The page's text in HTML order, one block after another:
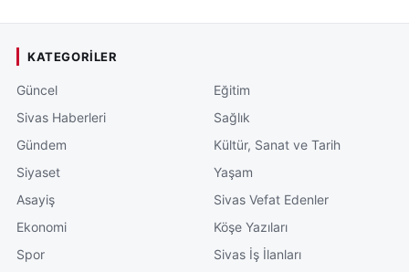
KATEGORILER
Güncel
Sivas Haberleri
Gündem
Siyaset
Asayiş
Ekonomi
Spor
Eğitim
Sağlık
Kültür, Sanat ve Tarih
Yaşam
Sivas Vefat Edenler
Köşe Yazıları
Sivas İş İlanları